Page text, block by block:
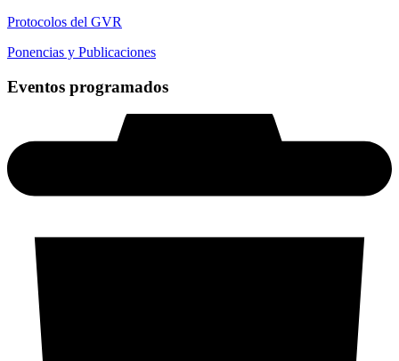
Protocolos del GVR
Ponencias y Publicaciones
Eventos programados